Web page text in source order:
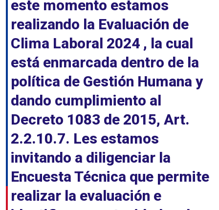
este momento estamos
realizando la Evaluación de
Clima Laboral 2024 , la cual
está enmarcada dentro de la
política de Gestión Humana y
dando cumplimiento al
Decreto 1083 de 2015, Art.
2.2.10.7. Les estamos
invitando a diligenciar la
Encuesta Técnica que permite
realizar la evaluación e